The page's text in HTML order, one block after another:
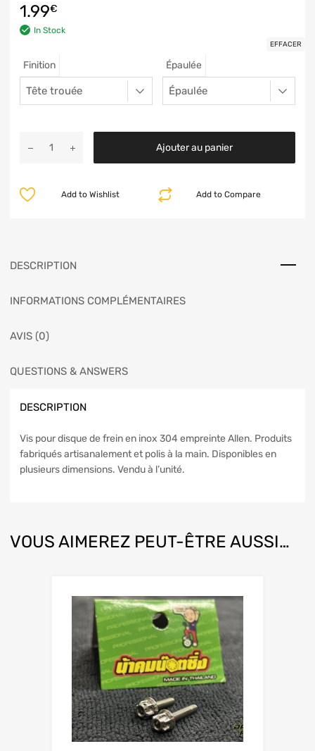
1.99€
In Stock
Finition Épaulée
EFFACER
Ajouter au panier
Add to Compare
Add to Wishlist
DESCRIPTION
INFORMATIONS COMPLÉMENTAIRES
AVIS (0)
QUESTIONS & ANSWERS
DESCRIPTION
Vis pour disque de frein en inox 304 empreinte Allen. Produits
fabriqués artisanalement et polis à la main. Disponibles en
plusieurs dimensions. Vendu à l’unité.
VOUS AIMEREZ PEUT-ÊTRE AUSSI…